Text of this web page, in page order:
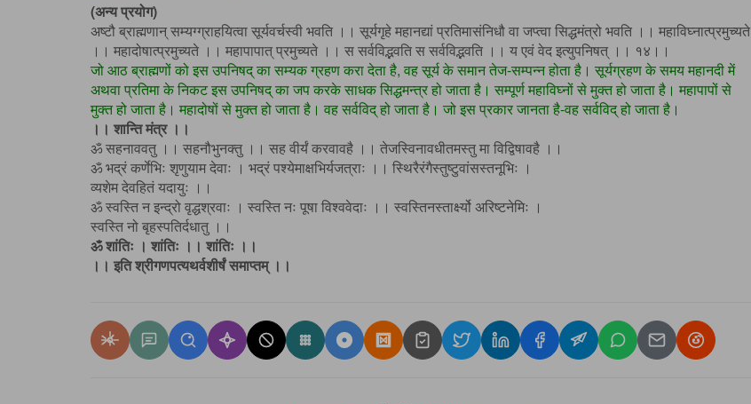
(अन्य प्रयोग)
अष्टौ ब्राह्मणान् सम्यग्ग्राहयित्वा सूर्यवर्चस्वी भवति ।। सूर्यगृहे महानद्यां प्रतिमासंनिधौ वा जप्त्वा सिद्धमंत्रो भवति ।। महाविघ्नात्प्रमुच्यते
।। महादोषात्प्रमुच्यते ।। महापापात् प्रमुच्यते ।। स सर्वविद्भवति स सर्वविद्भवति ।। य एवं वेद इत्युपनिषत् ।। १४।।
जो आठ ब्राह्मणों को इस उपनिषद् का सम्यक ग्रहण करा देता है, वह सूर्य के समान तेज-सम्पन्न होता है। सूर्यग्रहण के समय महानदी में
अथवा प्रतिमा के निकट इस उपनिषद् का जप करके साधक सिद्धमन्त्र हो जाता है। सम्पूर्ण महाविघ्नों से मुक्त हो जाता है। महापापों से
मुक्त हो जाता है। महादोषों से मुक्त हो जाता है। वह सर्वविद् हो जाता है। जो इस प्रकार जानता है-वह सर्वविद् हो जाता है।
।। शान्ति मंत्र ।।
ॐ सहनाववतु ।। सहनौभुनक्तु ।। सह वीर्यं करवावहै ।। तेजस्विनावधीतमस्तु मा विद्विषावहै ।।
ॐ भद्रं कर्णेभिः शृणुयाम देवाः । भद्रं पश्येमाक्षभिर्यजत्राः ।। स्थिरैरंगैस्तुष्टुवांसस्तनूभिः ।
व्यशेम देवहितं यदायुः ।।
ॐ स्वस्ति न इन्द्रो वृद्धश्रवाः । स्वस्ति नः पूषा विश्ववेदाः ।। स्वस्तिनस्तार्क्ष्यो अरिष्टनेमिः ।
स्वस्ति नो बृहस्पतिर्दधातु ।।
ॐ शांतिः । शांतिः ।। शांतिः ।।
।। इति श्रीगणपत्यथर्वशीर्षं समाप्तम् ।।